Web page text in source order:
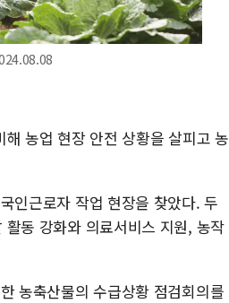
농업 현장 안전 상황을 살피고 농
인근로자 작업 현장을 찾았다. 두
동 강화와 의료서비스 지원, 농작
농축산물의 수급상황 점검회의를